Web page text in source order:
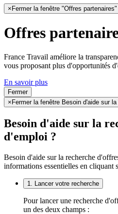
× Fermer la fenêtre "Offres partenaires"
Offres
France Travail améliore la
vous proposant plus d'opportunités
En savoir plus
Fermer
× Fermer la fenêtre Besoin d'aide sur
Besoin d'aide sur la
d'emploi ?
Besoin d'aide sur la recherche
informations essentielles en cliquant
1. Lancer votre recherche
Pour lancer une recherche
un des deux champs :